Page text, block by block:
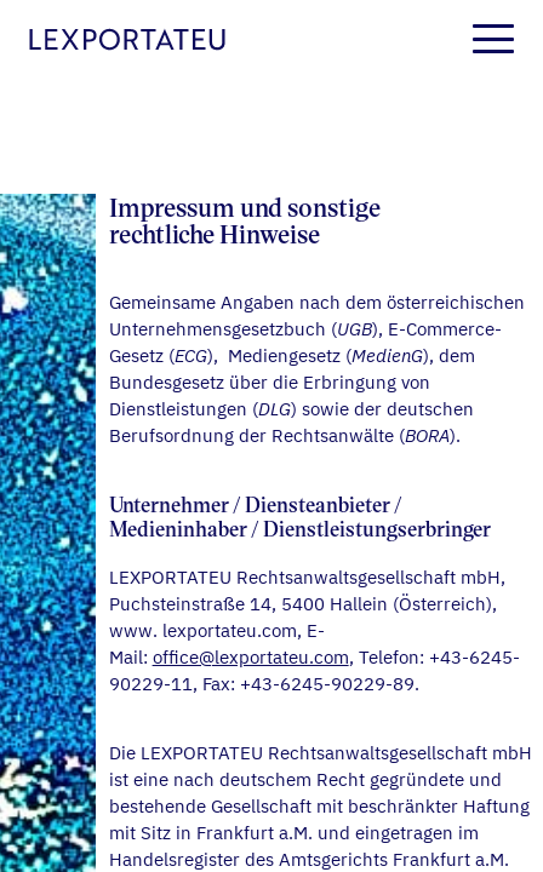
o
n
t
e
n
t
Impressum und sonstige
rechtliche Hinweise
Gemeinsame Angaben nach dem österreichischen
Unternehmensgesetzbuch (UGB), E-Commerce-
Gesetz (ECG), Mediengesetz (MedienG), dem
Bundesgesetz über die Erbringung von
Dienstleistungen (DLG) sowie der deutschen
Berufsordnung der Rechtsanwälte (BORA).
Unternehmer / Diensteanbieter /
Medieninhaber / Dienstleistungserbringer
LEXPORTATEU Rechtsanwaltsgesellschaft mbH,
Puchsteinstraße 14, 5400 Hallein (Österreich),
www. lexportateu.com, E-
Mail: office@lexportateu.com, Telefon: +43-6245-
90229-11, Fax: +43-6245-90229-89.
Die LEXPORTATEU Rechtsanwaltsgesellschaft mbH
ist eine nach deutschem Recht gegründete und
bestehende Gesellschaft mit beschränkter Haftung
mit Sitz in Frankfurt a.M. und eingetragen im
Handelsregister des Amtsgerichts Frankfurt a.M.